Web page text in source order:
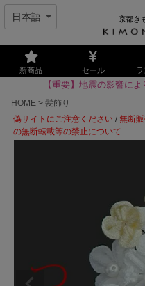
京都き
新商品 セール
【重要】地震の影響に
HOME
髪飾り
偽サイトにご注意ください /無断
の無断転載等の禁止について